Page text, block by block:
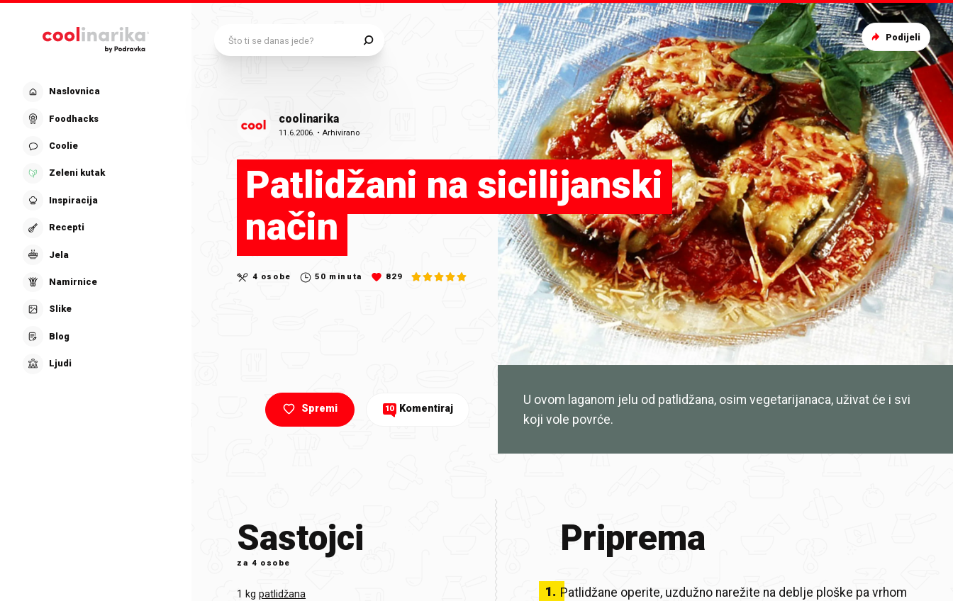
Naslovnica
Foodhacks
Coolie
Zeleni kutak
Inspiracija
Recepti
Jela
Namirnice
Slike
Blog
Ljudi
coolinarika
11.6.2006. •Arhivirano
Patlidžani na sicilijanski
način
4 osobe 50 minuta 829
U ovom laganom jelu od patlidžana, osim vegetarijanaca, uživat će i svi
koji vole povrće.
Spremi 10 Komentiraj
Podijeli
Sastojci
za 4 osobe
1 kg patlidžana
Priprema
1. Patlidžane operite, uzdužno narežite na deblje ploške pa vrhom
Što ti se danas jede?